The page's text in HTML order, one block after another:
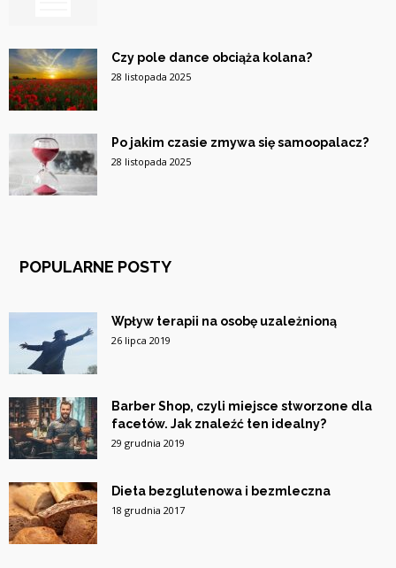
Czy pole dance obciąża kolana?
28 listopada 2025
Po jakim czasie zmywa się samoopalacz?
28 listopada 2025
POPULARNE POSTY
Wpływ terapii na osobę uzależnioną
26 lipca 2019
Barber Shop, czyli miejsce stworzone dla
facetów. Jak znaleźć ten idealny?
29 grudnia 2019
Dieta bezglutenowa i bezmleczna
18 grudnia 2017